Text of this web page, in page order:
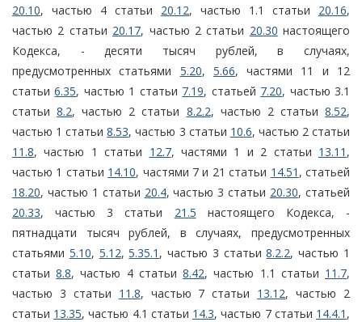
20.10, частью 4 статьи 20.12, частью 1.1 статьи 20.16,
частью 2 статьи 20.17, частью 2 статьи 20.30 настоящего
Кодекса, - десяти тысяч рублей, в случаях,
предусмотренных статьями 5.20, 5.66, частями 11 и 12
статьи6.35, частью 1 статьи 7.19, статьей 7.20, частью 3.1
статьи8.2, частью 2 статьи 8.2.2, частью 2 статьи8.52,
частью 1 статьи8.53, частью 3 статьи 10.6, частью 2 статьи
11.8, частью 1 статьи 12.7, частями 1 и 2 статьи 13.11 ,
частью 1 статьи 14.10, частями 7 и 21 статьи 14.51 , статьей
18.20, частью 1 статьи 20.4, частью 3 статьи 20.30, статьей
20.33, частью 3 статьи 21.5 настоящего Кодекса, -
пятнадцати тысяч рублей, в случаях, предусмотренных
статьями 5.10, 5.12,5.35.1 , частью 3 статьи8.2.2, частью 1
статьи8.8, частью 4 статьи8.42, частью 1.1 статьи 11.7,
частью 3 статьи 11.8, частью 7 статьи 13.12, частью 2
статьи 13.35, частью 4.1 статьи 14.3, частью 7 статьи 14.4.1 ,